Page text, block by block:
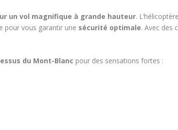
un vol magnifique à grande hauteur.
pour vous garantir une sécurité optimale. Avec des
du Mont-Blanc pour des sensations fortes :